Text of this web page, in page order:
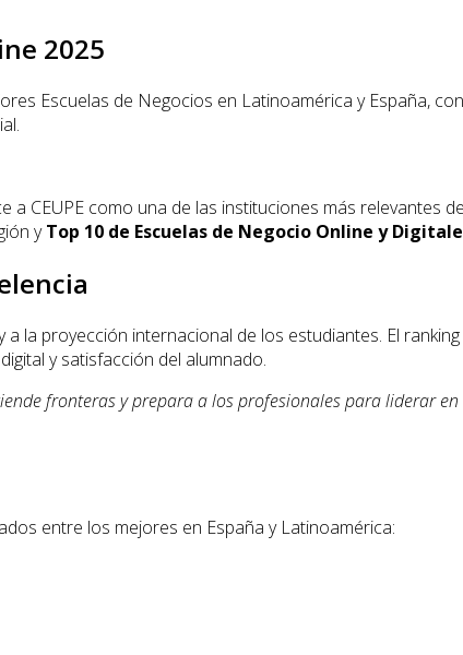
2025
Escuelas de Negocios en Latinoamérica y España,
a CEUPE como una de las instituciones más relevantes
yTop 10 de Escuelas de Negocio Online y
la proyección internacional de los estudiantes. El ranking
y satisfacción del alumnado.
fronteras y prepara a los profesionales para liderar
entre los mejores en España y Latinoamérica: